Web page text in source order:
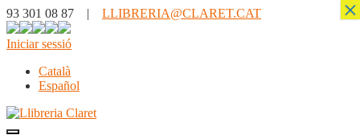
93 301 08 87 | LLIBRERIA@CLARET.CAT
Iniciar sessió
Català
Español
×